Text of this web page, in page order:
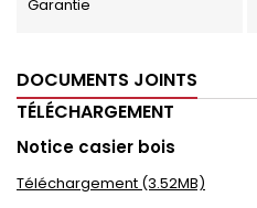
Garantie
DOCUMENTS JOINTS
TÉLÉCHARGEMENT
Notice casier bois
Téléchargement (3.52MB)